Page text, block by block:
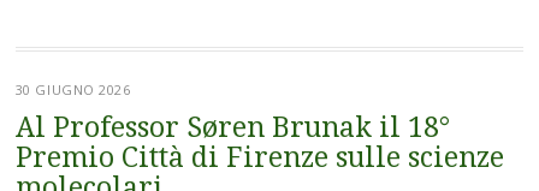
30 GIUGNO 2026
Al Professor Søren Brunak il 18°
Premio Città di Firenze sulle scienze